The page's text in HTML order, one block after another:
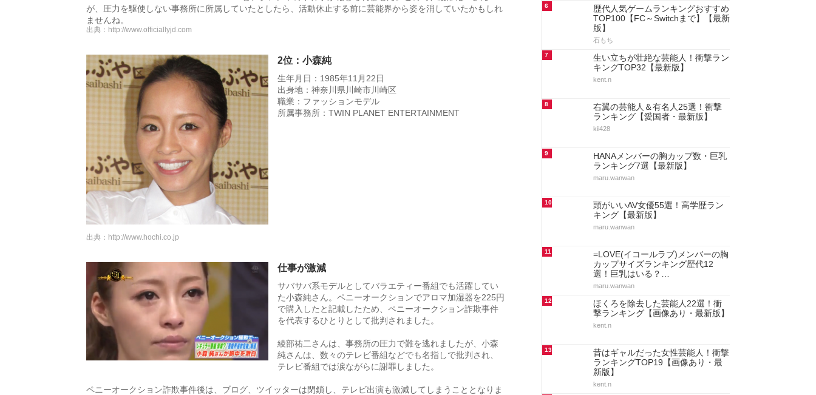
が、圧力を駆使しない事務所に所属していたとしたら、活動休止する前に芸能界から姿を消していたかもしれ
ませんね。
出典： http://www.officiallyjd.com
2位：小森純
生年月日：1985年11月22日
出身地：神奈川県川崎市川崎区
職業：ファッションモデル
所属事務所：TWIN PLANET ENTERTAINMENT
出典： http://www.hochi.co.jp
仕事が激減
サバサバ系モデルとしてバラエティー番組でも活躍してい
た小森純さん。ペニーオークションでアロマ加湿器を225円
で購入したと記載したため、ペニーオークション詐欺事件
を代表するひとりとして批判されました。
綾部祐二さんは、事務所の圧力で難を逃れましたが、小森
純さんは、数々のテレビ番組などでも名指しで批判され、
テレビ番組では涙ながらに謝罪しました。
ペニーオークション詐欺事件後は、ブログ、ツイッターは閉鎖し、テレビ出演も激減してしまうこととなりま
6
歴代人気ゲームランキングおすすめ
TOP100【FC～Switchまで】【最新
版】
石もち
7
生い立ちが壮絶な芸能人！衝撃ラン
キングTOP32【最新版】
kent.n
8
右翼の芸能人＆有名人25選！衝撃
ランキング【愛国者・最新版】
kii428
9
HANAメンバーの胸カップ数・巨乳
ランキング7選【最新版】
maru.wanwan
10
頭がいいAV女優55選！高学歴ラン
キング【最新版】
maru.wanwan
11
=LOVE(イコールラブ)メンバーの胸
カップサイズランキング歴代12
選！巨乳はいる？…
maru.wanwan
12
ほくろを除去した芸能人22選！衝
撃ランキング【画像あり・最新版】
kent.n
13
昔はギャルだった女性芸能人！衝撃
ランキングTOP19【画像あり・最
新版】
kent.n